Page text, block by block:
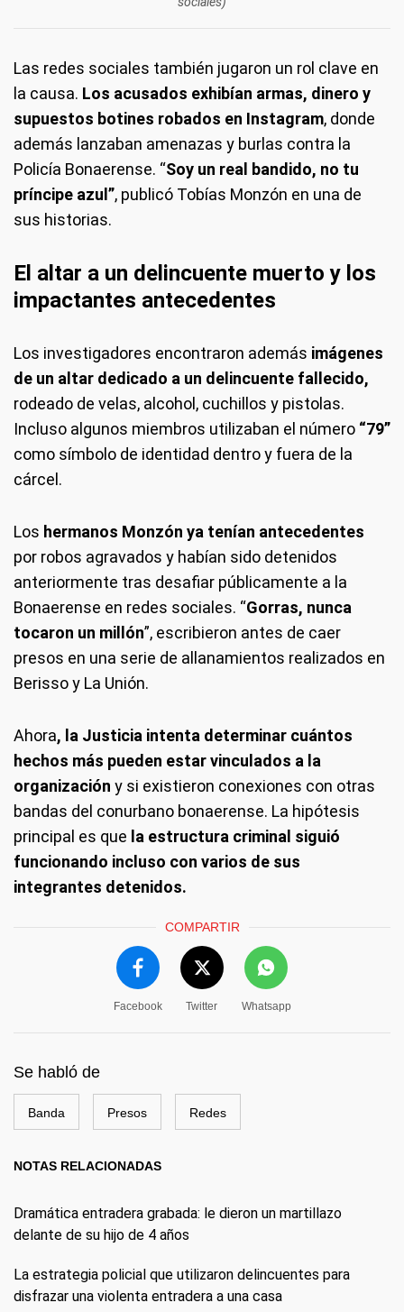
Las redes sociales también jugaron un rol clave en
la causa. Los acusados exhibían armas, dinero y
supuestos botines robados en Instagram, donde
además lanzaban amenazas y burlas contra la
Policía Bonaerense. “Soy un real bandido, no tu
príncipe azul”, publicó Tobías Monzón en una de
sus historias.
El altar a un delincuente muerto y los
impactantes antecedentes
Los investigadores encontraron además imágenes
de un altar dedicado a un delincuente fallecido,
rodeado de velas, alcohol, cuchillos y pistolas.
Incluso algunos miembros utilizaban el número “79”
como símbolo de identidad dentro y fuera de la
cárcel.
Los hermanos Monzón ya tenían antecedentes
por robos agravados y habían sido detenidos
anteriormente tras desafiar públicamente a la
Bonaerense en redes sociales. “Gorras, nunca
tocaron un millón”, escribieron antes de caer
presos en una serie de allanamientos realizados en
Berisso y La Unión.
Ahora, la Justicia intenta determinar cuántos
hechos más pueden estar vinculados a la
organización y si existieron conexiones con otras
bandas del conurbano bonaerense. La hipótesis
principal es que la estructura criminal siguió
funcionando incluso con varios de sus
integrantes detenidos.
COMPARTIR
Facebook Twitter Whatsapp
Se habló de
Banda Presos Redes
NOTAS RELACIONADAS
Dramática entradera grabada: le dieron un martillazo
delante de su hijo de 4 años
La estrategia policial que utilizaron delincuentes para
disfrazar una violenta entradera a una casa